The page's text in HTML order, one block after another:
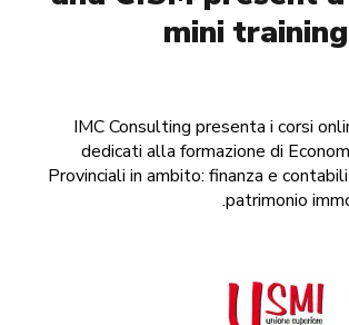
mini
IMC Consulting presenta i corsi
dedicati alla formazione di
Provinciali in ambito: finanza e
patrimonio